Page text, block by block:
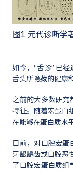
图1 元代诊断学
如今，“舌诊” 已
舌头所隐藏的健康
之前的大多数研究
特征。随着宏蛋白
在能够在蛋白质水
目前，对口腔宏
牙龈龋齿或口腔恶
了口腔宏蛋白质组